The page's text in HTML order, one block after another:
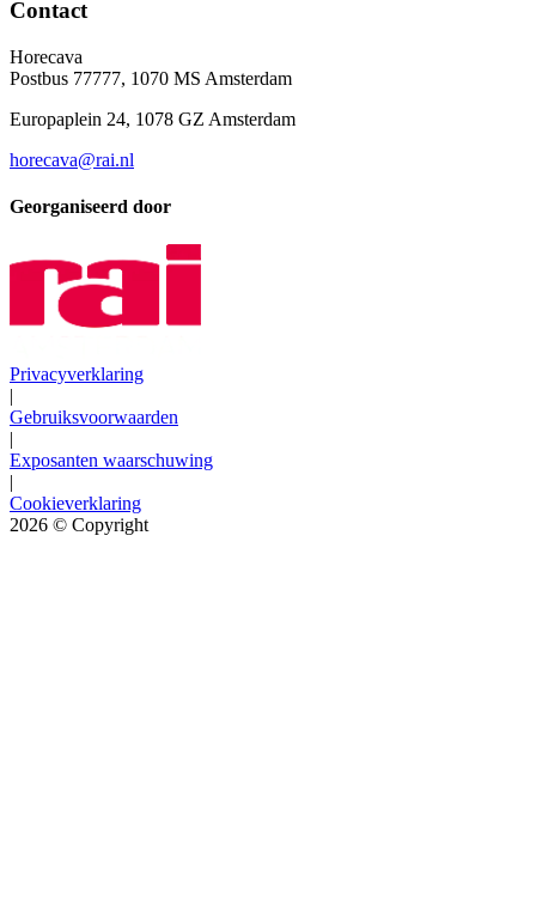
Contact
Horecava
Postbus 77777, 1070 MS Amsterdam
Europaplein 24, 1078 GZ Amsterdam
horecava@rai.nl
Georganiseerd door
Privacyverklaring
|
Gebruiksvoorwaarden
|
Exposanten waarschuwing
|
Cookieverklaring
2026 © Copyright